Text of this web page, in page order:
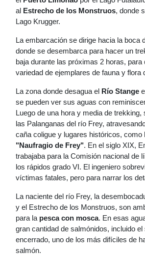
al Estrecho de los Monstruos, donde
Lago Krugger.
La embarcación se dirige hacia la boca
donde se desembarca para hacer un
baja durante las próximas 2 horas, para
variedad de ejemplares de fauna y flora
La zona donde desagua el Río Stange
se pueden ver sus aguas con
Luego de una hora y media de trekking,
las Palanganas del río Frey,
caña coligue y lugares históricos, como
"Naufragio de Frey". En el siglo XIX,
trabajaba para la Comisión nacional de
los rápidos grado VI. El ingeniero
víctimas fatales, pero para narrar los
La naciente del río Frey, la
y el Estrecho de los Monstruos, son
para la pesca con mosca. En esas
gran cantidad de salmónidos, incluido el
encerrado, uno de los más difíciles de
salmón.